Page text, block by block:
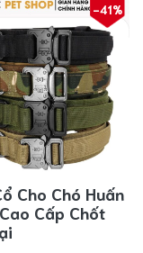
-41%
Cho Chó Huấn
Cấp Chốt